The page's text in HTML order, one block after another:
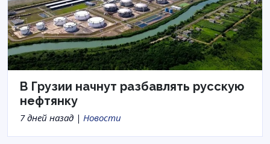
В Грузии начнут разбавлять русскую
нефтянку
7 дней назад | Новости